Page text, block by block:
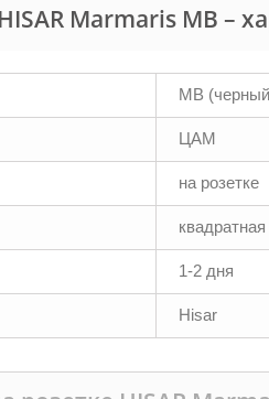
Marmaris MB –
MB
ЦАМ
на розетке
квадратная
1-2 дня
Hisar